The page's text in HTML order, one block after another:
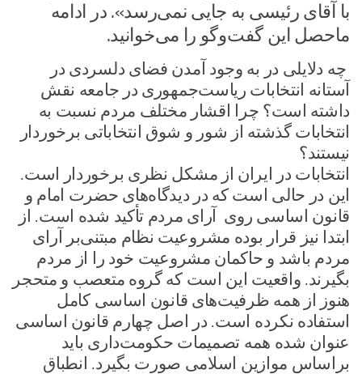
با آقای رئیسی به جایی نمی‌رسد». در ادامه
ماحصل این گفت‌وگو را می‌خوانید.
چه دلایلی در به وجود آمدن فضای دلسردی در
آستانه انتخابات ریاست‌جمهوری در جامعه نقش
داشته است؟ چرا اقشار مختلف مردم نسبت به
انتخابات گذشته از شور و شوق انتخاباتی برخوردار
نیستند؟
انتخابات در ایران از مشکل نظری برخوردار است.
این در حالی است که در دیدگاه‌های حضرت امام و
قانون اساسی روی آرای مردم تأکید شده است. از
ابتدا نیز قرار بوده مشروعیت نظام مبتنی‌بر آرای
مردم باشد و حاکمان مشروعیت خود را از مردم
بگیرند. واقعیت این است که گروه متعصب و متحجر
هنوز از همه ظرفیت‌های قانون اساسی کامل
استفاده نکرده است. در اصل چهارم قانون اساسی
عنوان شده همه تصمیمات حکومت‌داری باید
براساس موازین اسلامی صورت بگیرد. انطباق